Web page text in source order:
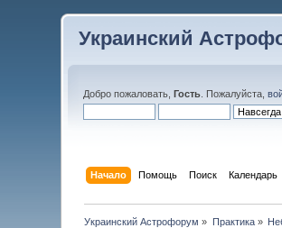
Украинский
Добро пожаловать,Гость . Пожалуйста,
Начало Помощь Поиск Календарь
Украинский Астрофорум » Практика»